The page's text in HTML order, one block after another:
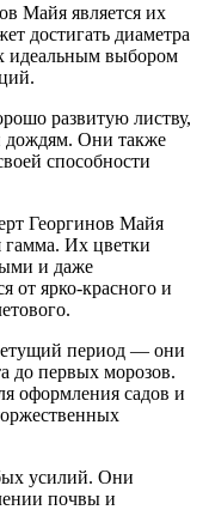
Майя является их
достигать диаметра
идеальным выбором
развитую листву,
дождям. Они также
способности
Георгинов Майя
гамма. Их цветки
и даже
от ярко-красного и
период — они
до первых морозов.
оформления садов и
усилий. Они
почвы и